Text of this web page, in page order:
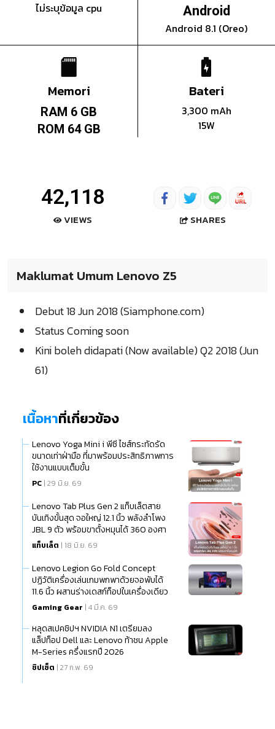
ไม่ระบุข้อมูล cpu Android
Android 8.1 (Oreo)
Memori
RAM 6 GB
ROM 64 GB
Bateri
3,300 mAh
15W
42,118
VIEWS SHARES
Maklumat Umum Lenovo Z5
Debut 18 Jun 2018 (Siamphone.com)
Status Coming soon
Kini boleh didapati (Now available) Q2 2018 (Jun
61)
เนื้อหาที่เกี่ยวข้อง
Lenovo Yoga Mini i พีซี ไซส์กระทัดรัด
ขนาดเท่าฝ่ามือ ที่มาพร้อมประสิทธิภาพการ
ใช้งานแบบเต็มขั้น
PC | 29 มิ.ย. 69
Lenovo Tab Plus Gen 2 แท็บเล็ตสาย
บันเทิงขั้นสุด จอใหญ่ 12.1 นิ้ว พลังลำโพง
JBL 9 ตัว พร้อมขาตั้งหมุนได้ 360 องศา
แท็บเล็ต | 18 มิ.ย. 69
Lenovo Legion Go Fold Concept
ปฏิวัติเครื่องเล่นเกมพกพาด้วยจอพับได้
11.6 นิ้ว ผสานร่างเดสก์ท็อปในเครื่องเดียว
Gaming Gear | 4 มี.ค. 69
หลุดสเปคชิปฯ NVIDIA N1 เตรียมลง
แล็ปท็อป Dell และ Lenovo ท้าชน Apple
M-Series ครึ่งแรกปี 2026
ชิปเซ็ต | 27 ก.พ. 69